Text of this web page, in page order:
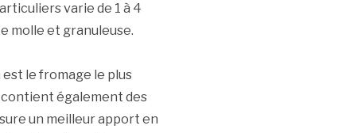
varie de 1 à 4
molle et granuleuse.
le fromage le plus
contient également des
un meilleur apport en